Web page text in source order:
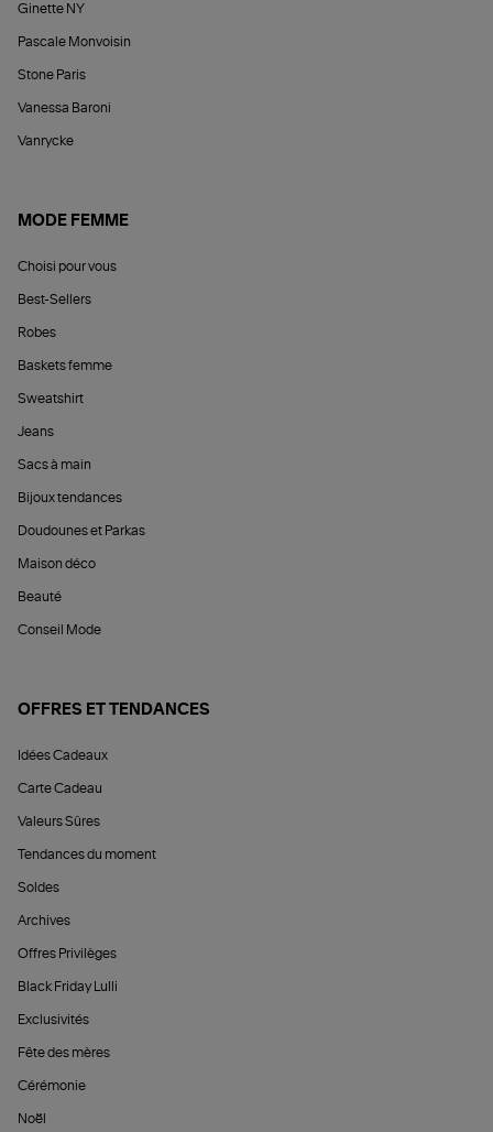
Ginette NY
Pascale Monvoisin
Stone Paris
Vanessa Baroni
Vanrycke
MODE FEMME
Choisi pour vous
Best-Sellers
Robes
Baskets femme
Sweatshirt
Jeans
Sacs à main
Bijoux tendances
Doudounes et Parkas
Maison déco
Beauté
Conseil Mode
OFFRES ET TENDANCES
Idées Cadeaux
Carte Cadeau
Valeurs Sûres
Tendances du moment
Soldes
Archives
Offres Privilèges
Black Friday Lulli
Exclusivités
Fête des mères
Cérémonie
Noël